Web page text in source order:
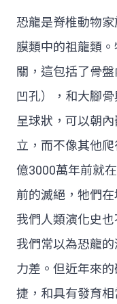
恐龍是脊椎動物
膜類中的祖龍類
關，這包括了骨
凹孔），和大腳
呈球狀，可以朝
立，而不像其他
億3000萬年前就
前的滅絕，牠們
我們人類演化史
我們常以為恐龍
力差。但近年來
捷，和具有發育